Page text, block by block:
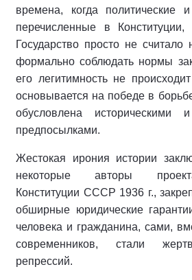
времена, когда политические
перечисленные в Конституции,
Государство просто не
формально соблюдать нормы
его легитимность не
основывается на победе в
обусловлена историческими
предпосылками.
Жестокая ирония истории
некоторые авторы
Конституции СССР 1936 г.,
обширные юридические
человека и гражданина, сами,
современников, стали
репрессий.